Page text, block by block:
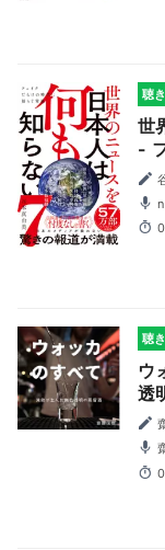
聴
世
-
聴
ウ
透